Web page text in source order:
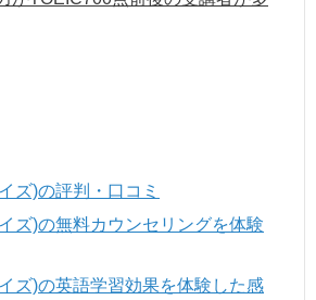
ズ)の評判・口コミ
ズ)の無料カウンセリングを体験
ズ)の英語学習効果を体験した感